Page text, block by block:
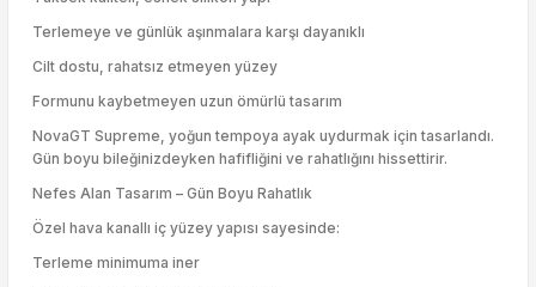
Terlemeye ve günlük aşınmalara karşı dayanıklı
Cilt dostu, rahatsız etmeyen yüzey
Formunu kaybetmeyen uzun ömürlü tasarım
NovaGT Supreme, yoğun tempoya ayak uydurmak için tasarlandı.
Gün boyu bileğinizdeyken hafifliğini ve rahatlığını hissettirir.
Nefes Alan Tasarım – Gün Boyu Rahatlık
Özel hava kanallı iç yüzey yapısı sayesinde:
Terleme minimuma iner